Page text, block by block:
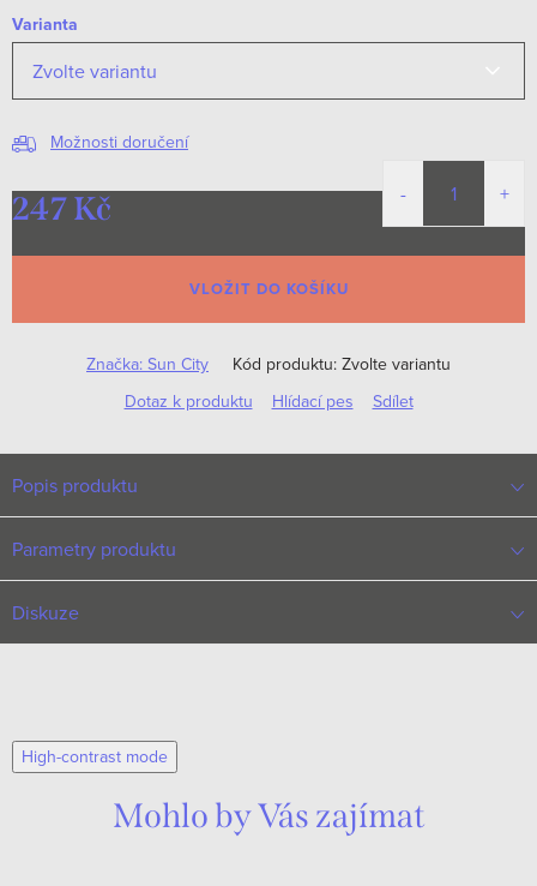
Varianta
Možnosti doručení
247 Kč
cena:
VLOŽIT DO KOŠÍKU
Značka: Sun City Kód produktu: Zvolte variantu
Dotaz k produktu
Hlídací pes Sdílet
Popis produktu
Parametry produktu
Diskuze
High-contrast mode
Mohlo by Vás zajímat